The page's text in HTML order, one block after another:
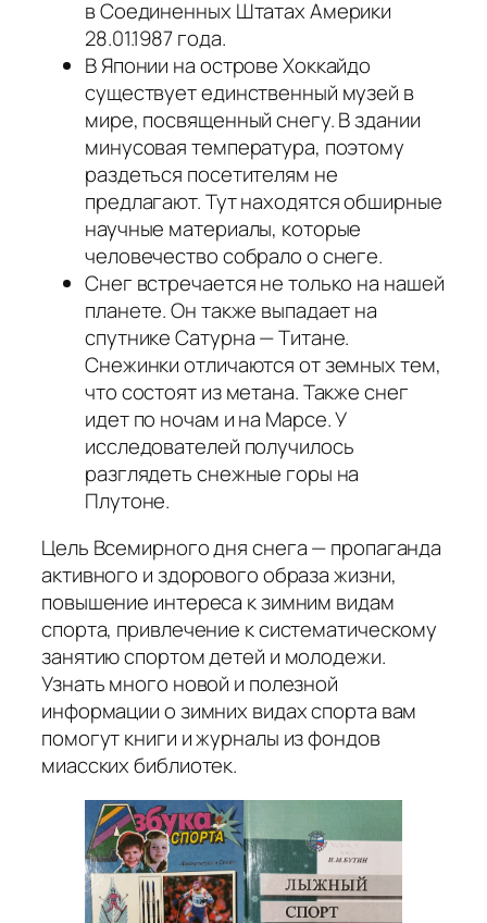
в Соединенных Штатах Америки
28.01.1987 года.
В Японии на острове Хоккайдо
существует единственный музей в
мире, посвященный снегу. В здании
минусовая температура, поэтому
раздеться посетителям не
предлагают. Тут находятся обширные
научные материалы, которые
человечество собрало о снеге.
Снег встречается не только на нашей
планете. Он также выпадает на
спутнике Сатурна — Титане.
Снежинки отличаются от земных тем,
что состоят из метана. Также снег
идет по ночам и на Марсе. У
исследователей получилось
разглядеть снежные горы на
Плутоне.
Цель Всемирного дня снега — пропаганда
активного и здорового образа жизни,
повышение интереса к зимним видам
спорта, привлечение к систематическому
занятию спортом детей и молодежи.
Узнать много новой и полезной
информации о зимних видах спорта вам
помогут книги и журналы из фондов
миасских библиотек.